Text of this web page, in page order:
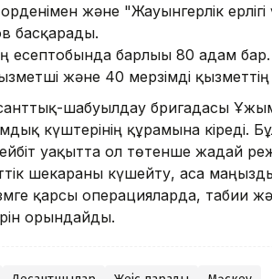
және "Жауынгерлік
басқарады.
есептобында барлығы 80 адам
және 40 мерзімді
шабуылдау бригадасы
күштерінің құрамына кіреді.
уақытта ол төтенше жағдай
шекараны күшейту, аса маңызды
қарсы операцияларда, табиғи
орындайды.